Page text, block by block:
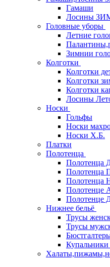
Гамаши
Лосины
Головные уборы
Летние
Зимнии
Колготки
Колготки
Колготки
Колготки
Лосины
Носки
Гольфы
Носки
Носки Х.Б.
Платки
Полотенца
Полотенца
Полотенца
Полотенца
Полотенце
Полотенце
Нижнее бельё
Трусы
Трусы
Купальники